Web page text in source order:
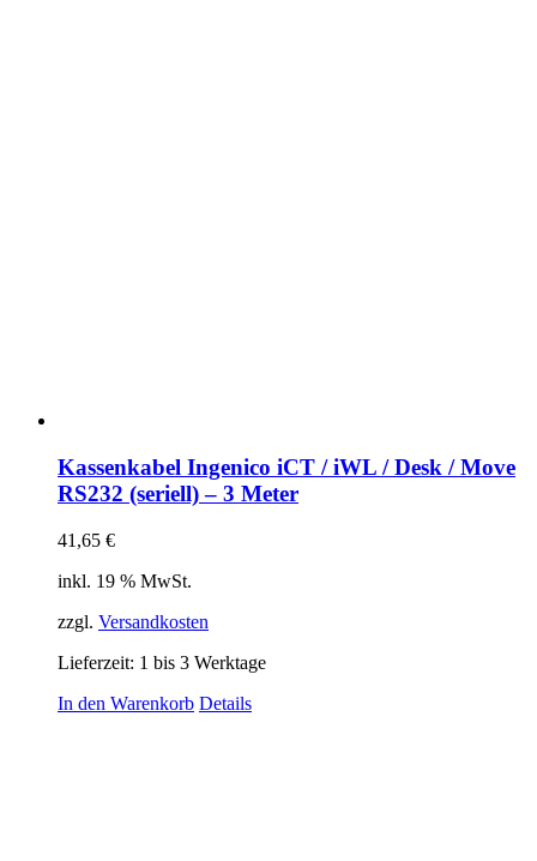
Kassenkabel Ingenico iCT / iWL / Desk / Move
RS232 (seriell) – 3 Meter
41,65 €
inkl. 19 % MwSt.
zzgl. Versandkosten
Lieferzeit: 1 bis 3 Werktage
In den Warenkorb Details